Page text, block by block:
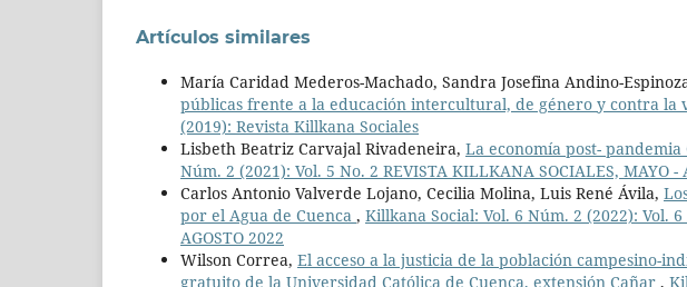
Artículos similares
María Caridad Mederos-Machado, Sandra Josefina Andino-
públicas frente a la educación intercultural, de género y contra la
(2019): Revista Killkana Sociales
Lisbeth Beatriz Carvajal Rivadeneira, La economía post-
Núm. 2 (2021): Vol. 5 No. 2 REVISTA KILLKANA SOCIALES, MAYO -
Carlos Antonio Valverde Lojano, Cecilia Molina, Luis René Ávila,
por el Agua de Cuenca , Killkana Social: Vol. 6 Núm. 2 (2022): Vol.
AGOSTO 2022
Wilson Correa, El acceso a la justicia de la población campesino-
gratuito de la Universidad Católica de Cuenca, extensión Cañar ,